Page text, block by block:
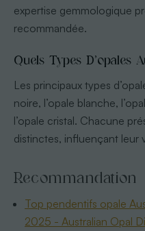
expertise gemmologique
recommandée.
Quels Types D’opales
Les principaux types
noire, l’opale blanche,
l’opale cristal. Chacune
distinctes, influençant leur
Recommandation
Top pendentifs opale
2025 - Australian Opal